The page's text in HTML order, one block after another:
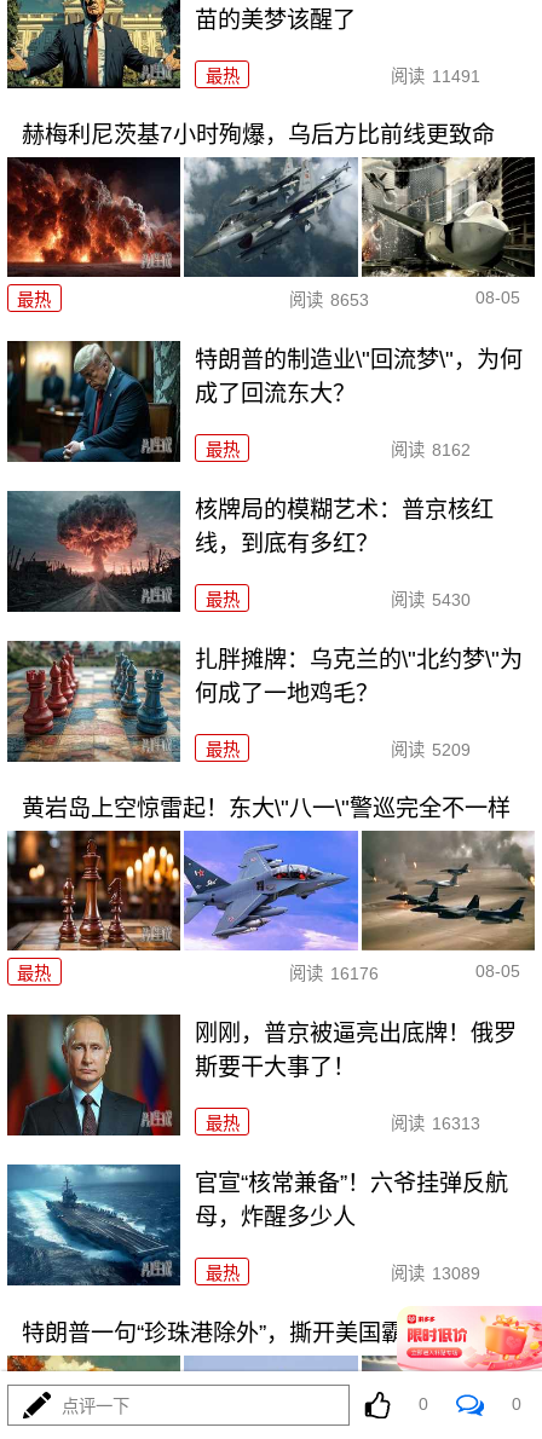
苗的美梦该醒了
最热 阅读 11491
赫梅利尼茨基7小时殉爆，乌后方比前线更致命
最热 阅读 8653 08-05
特朗普的制造业\"回流梦\"，为何
成了回流东大？
最热 阅读 8162
核牌局的模糊艺术：普京核红
线，到底有多红？
最热 阅读 5430
扎胖摊牌：乌克兰的\"北约梦\"为
何成了一地鸡毛？
最热 阅读 5209
黄岩岛上空惊雷起！东大\"八一\"警巡完全不一样
最热 阅读 16176 08-05
刚刚，普京被逼亮出底牌！俄罗
斯要干大事了！
最热 阅读 16313
官宣“核常兼备”！六爷挂弹反航
母，炸醒多少人
最热 阅读 13089
特朗普一句“珍珠港除外”，撕开美国霸权遮羞布
点评一下 0 0